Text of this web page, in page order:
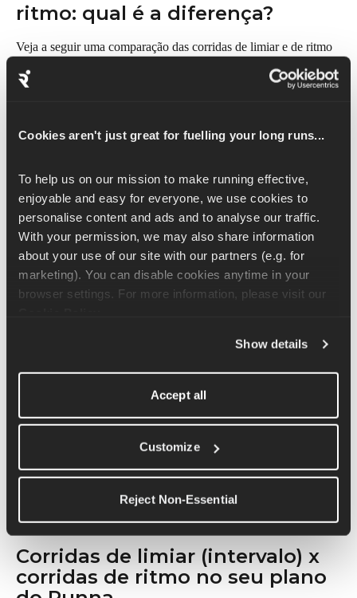
Cookies aren't just great for fuelling your long runs...
To help us on our mission to make running effective,
enjoyable and easy for everyone, we use cookies to
personalise content and ads and to analyse our traffic.
With your permission, we may also share information
about your use of our site with our partners (e.g. for
marketing). You can disable cookies anytime in your
Show details
Accept all
Customize
Reject Non-Essential
ritmo: qual é a diferença?
Veja a seguir uma comparação das corridas de limiar e de ritmo
intervalos)
logo abaixo dele. Isso ajuda a preparar seu corpo para eliminar
lactato com mais eficiência.
Esses treinamentos costumam incluir intervalos mais curtos com
períodos de recuperação. Assim, você corre com esforço mais
intenso (ritmo mais rápido) e faz pausas curtas para ajudar a
interromper o acúmulo de lactato.
sustentável mencionado acima. O alvo é a sua base aeróbica,
ajudando você a melhorar a resistência. Os treinamentos de
ritmo envolvem repetições mais longas.
Isso é mais comum ao treinar para uma meia maratona ou uma
corrida mais longa, mas as corridas de ritmo têm uma função
importante em todas as distâncias.
Corridas de limiar (intervalo) x
corridas de ritmo no seu plano